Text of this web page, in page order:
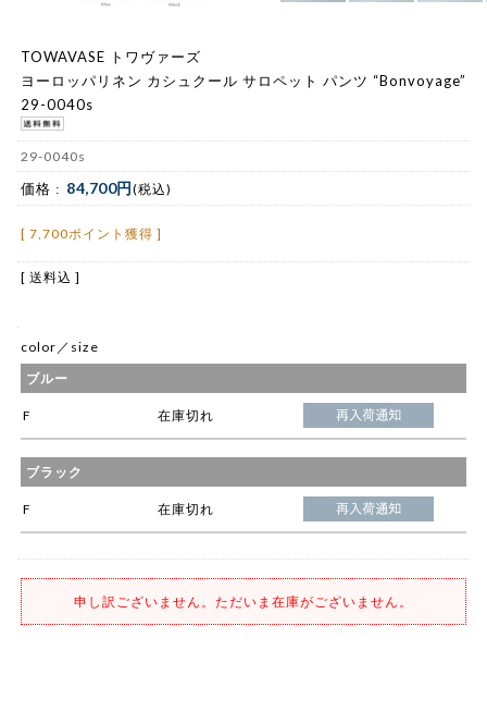
TOWAVASE トワヴァーズ
ヨーロッパリネン カシュクール サロペット パンツ “Bonvoyage”
29-0040s
29-0040s
価格 : 84,700円(税込)
[ 7,700ポイント獲得 ]
[ 送料込 ]
color／size
ブルー
F 在庫切れ
ブラック
F 在庫切れ
申し訳ございません。ただいま在庫がございません。